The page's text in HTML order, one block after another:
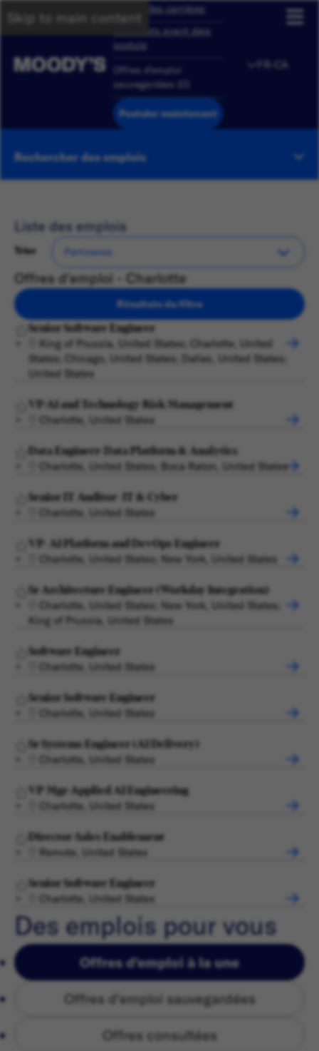
Skip to main contentAperçu des carrières
Candidats ayant deja
postule
Offres d'emploi
sauvegardées
Postuler maintenant
FR-CA
Rechercher des emplois
Liste des emplois
Trier
Offres d'emploi - Charlotte
Résultats du filtre
Senior Software Engineer
King of Prussia, United States; Charlotte, United
States; Chicago, United States; Dallas, United States;
United States
VP-AI and Technology Risk Management
Charlotte, United States
Data Engineer-Data Platform & Analytics
Charlotte, United States; Boca Raton, United States
Senior IT Auditor- IT & Cyber
Charlotte, United States
VP- AI Platform and DevOps Engineer
Charlotte, United States; New York, United States
Sr Architecture Engineer (Workday Integration)
Charlotte, United States; New York, United States;
King of Prussia, United States
Software Engineer
Charlotte, United States
Senior Software Engineer
Charlotte, United States
Sr Systems Engineer (AI Delivery)
Charlotte, United States
VP Mgr-Applied AI Engineering
Charlotte, United States
Director-Sales Enablement
Remote, United States
Senior Software Engineer
Charlotte, United States
Des emplois pour vous
Offres d'emploi à la une
Offres d'emploi sauvegardées
Offres consultées